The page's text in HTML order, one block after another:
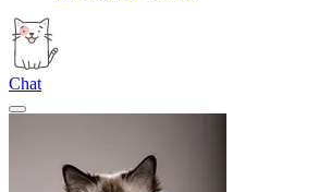
Chat